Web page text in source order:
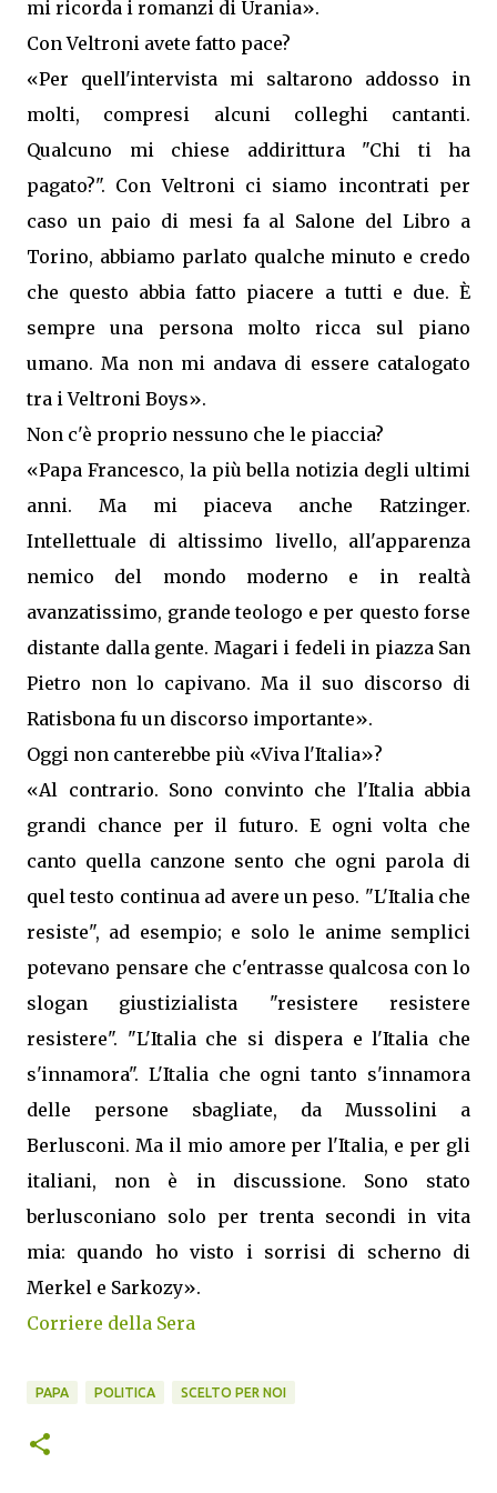
mi ricorda i romanzi di Urania».
Con Veltroni avete fatto pace?
«Per quell'intervista mi saltarono addosso in
molti, compresi alcuni colleghi cantanti.
Qualcuno mi chiese addirittura "Chi ti ha
pagato?". Con Veltroni ci siamo incontrati per
caso un paio di mesi fa al Salone del Libro a
Torino, abbiamo parlato qualche minuto e credo
che questo abbia fatto piacere a tutti e due. È
sempre una persona molto ricca sul piano
umano. Ma non mi andava di essere catalogato
tra i Veltroni Boys».
Non c'è proprio nessuno che le piaccia?
«Papa Francesco, la più bella notizia degli ultimi
anni. Ma mi piaceva anche Ratzinger.
Intellettuale di altissimo livello, all'apparenza
nemico del mondo moderno e in realtà
avanzatissimo, grande teologo e per questo forse
distante dalla gente. Magari i fedeli in piazza San
Pietro non lo capivano. Ma il suo discorso di
Ratisbona fu un discorso importante».
Oggi non canterebbe più «Viva l'Italia»?
«Al contrario. Sono convinto che l'Italia abbia
grandi chance per il futuro. E ogni volta che
canto quella canzone sento che ogni parola di
quel testo continua ad avere un peso. "L'Italia che
resiste", ad esempio; e solo le anime semplici
potevano pensare che c'entrasse qualcosa con lo
slogan giustizialista "resistere resistere
resistere". "L'Italia che si dispera e l'Italia che
s'innamora". L'Italia che ogni tanto s'innamora
delle persone sbagliate, da Mussolini a
Berlusconi. Ma il mio amore per l'Italia, e per gli
italiani, non è in discussione. Sono stato
berlusconiano solo per trenta secondi in vita
mia: quando ho visto i sorrisi di scherno di
Merkel e Sarkozy».
Corriere della Sera
PAPA POLITICA SCELTO PER NOI